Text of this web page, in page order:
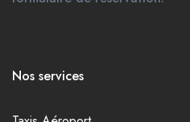
Nos services